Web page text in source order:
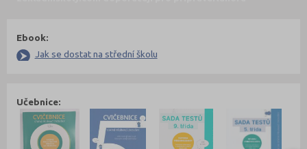
Ebook:
Jak se dostat na střední školu
Učebnice: